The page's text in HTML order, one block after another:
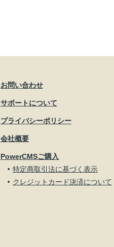
お問い合わせ
サポートについて
プライバシーポリシー
会社概要
PowerCMSご購入
特定商取引法に基づく表示
クレジットカード決済について